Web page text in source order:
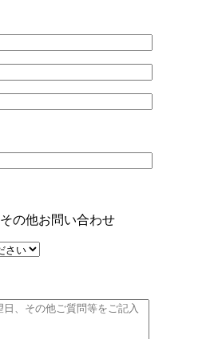
その他お問い合わせ